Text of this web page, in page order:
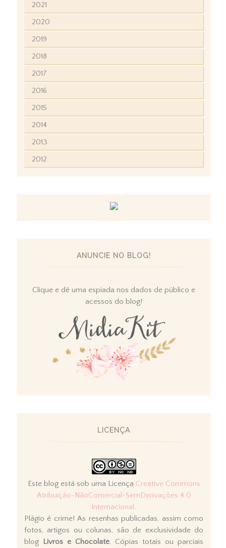
2021
2020
2019
2018
2017
2016
2015
2014
2013
2012
ANUNCIE NO BLOG!
Clique e dê uma espiada nos dados de público e
acessos do blog!
LICENÇA
Este blog está sob uma Licença Creative Commons
Atribuição-NãoComercial-SemDerivações 4.0
Internacional .
Plágio é crime! As resenhas publicadas, assim como
fotos, artigos ou colunas, são de exclusividade do
blog Livros e Chocolate. Cópias totais ou parciais